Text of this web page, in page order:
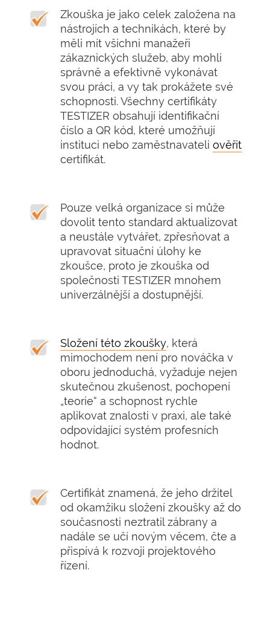
Zkouška je jako celek založena na
nástrojích a technikách, které by
měli mít všichni manažeři
zákaznických služeb, aby mohli
správně a efektivně vykonávat
svou práci, a vy tak prokážete své
schopnosti. Všechny certifikáty
TESTIZER obsahují identifikační
číslo a QR kód, které umožňují
instituci nebo zaměstnavateli ověřit
certifikát.
Pouze velká organizace si může
dovolit tento standard aktualizovat
a neustále vytvářet, zpřesňovat a
upravovat situační úlohy ke
zkoušce, proto je zkouška od
společnosti TESTIZER mnohem
univerzálnější a dostupnější.
Složení této zkoušky, která
mimochodem není pro nováčka v
oboru jednoduchá, vyžaduje nejen
skutečnou zkušenost, pochopení
„teorie“ a schopnost rychle
aplikovat znalosti v praxi, ale také
odpovídající systém profesních
hodnot.
Certifikát znamená, že jeho držitel
od okamžiku složení zkoušky až do
současnosti neztratil zábrany a
nadále se učí novým věcem, čte a
přispívá k rozvoji projektového
řízení.